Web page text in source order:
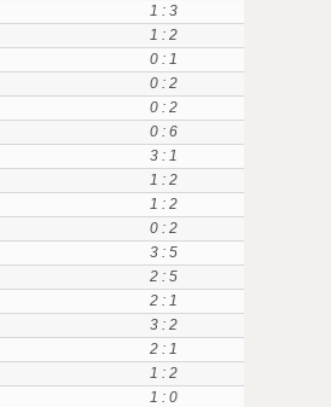
1 : 3
1 : 2
0 : 1
0 : 2
0 : 2
0 : 6
3 : 1
1 : 2
1 : 2
0 : 2
3 : 5
2 : 5
2 : 1
3 : 2
2 : 1
1 : 2
1 : 0